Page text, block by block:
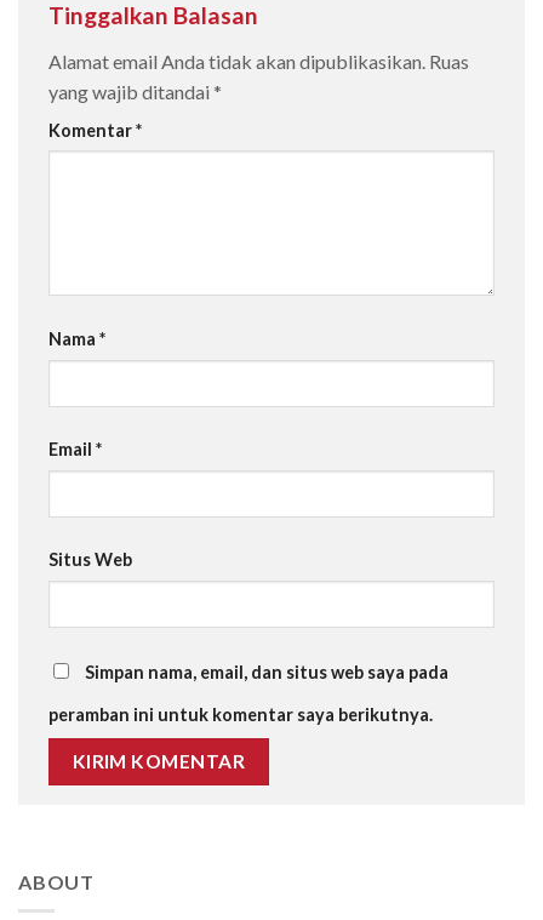
Tinggalkan Balasan
Alamat email Anda tidak akan dipublikasikan. Ruas
yang wajib ditandai *
Komentar*
Nama *
Email *
Situs Web
Simpan nama, email, dan situs web saya pada
peramban ini untuk komentar saya berikutnya.
ABOUT